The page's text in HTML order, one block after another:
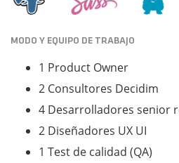
MODO Y EQUIPO DE TRABAJO
1 Product Owner
2 Consultores Decidim
4 Desarrolladores senior
2 Diseñadores UX UI
1 Test de calidad (QA)